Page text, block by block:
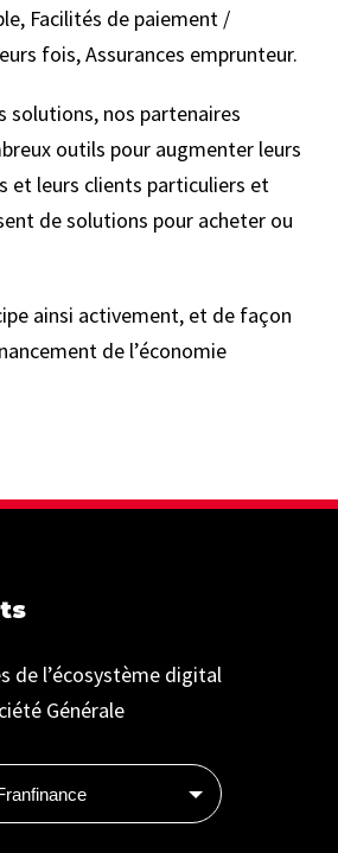
Facilités de paiement /
fois, Assurances emprunteur.
solutions, nos partenaires
outils pour augmenter leurs
et leurs clients particuliers et
de solutions pour acheter ou
ainsi activement, et de façon
de l’économie
de l’écosystème digital
Générale